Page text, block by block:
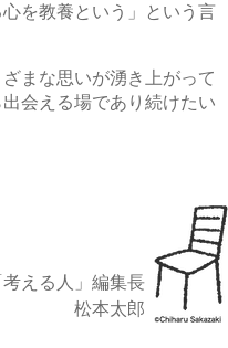
を教養という」という言
まな思いが湧き上がって
会える場であり続けたい
考える人」編集長
松本太郎